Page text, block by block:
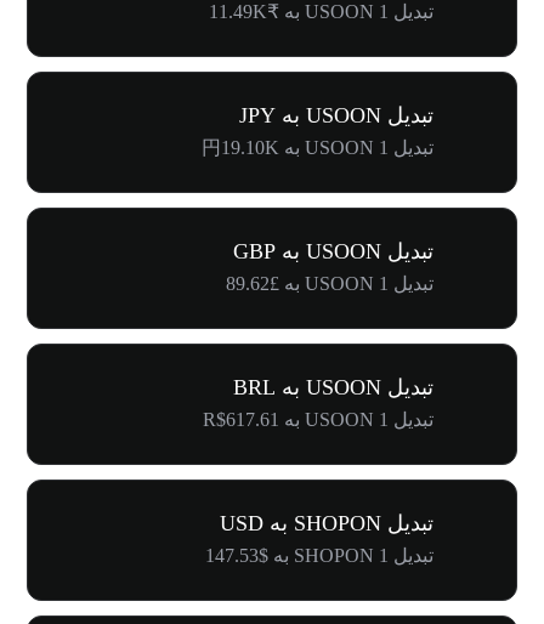
تبدیل 1 USOON به ₹11.49K
تبدیل USOON به JPY
تبدیل 1 USOON به 円19.10K
تبدیل USOON به GBP
تبدیل 1 USOON به £89.62
تبدیل USOON به BRL
تبدیل 1 USOON به R$617.61
تبدیل SHOPON به USD
تبدیل 1 SHOPON به $147.53